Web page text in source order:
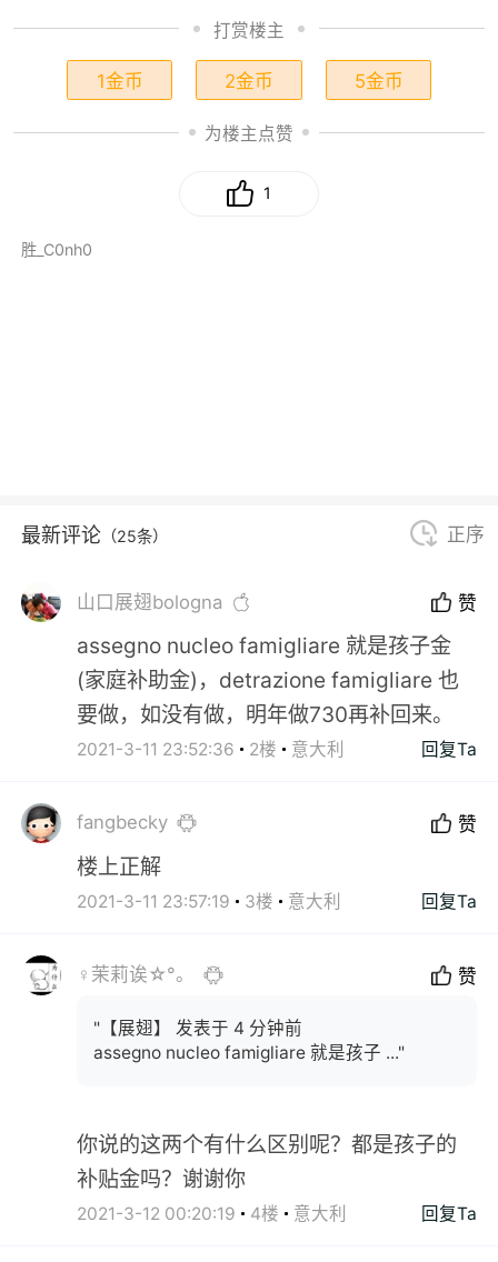
打赏楼主
1金币 2金币 5金币
为楼主点赞
1
胜_C0nh0
最新评论 （25条） 正序
山口展翅bologna 赞
assegno nucleo famigliare 就是孩子金
(家庭补助金)，detrazione famigliare 也
要做，如没有做，明年做730再补回来。
2021-3-11 23:52:36 2楼 意大利 回复Ta
fangbecky 赞
楼上正解
2021-3-11 23:57:19 3楼 意大利 回复Ta
♀茉莉诶☆°。 赞
"【展翅】 发表于 4 分钟前
assegno nucleo famigliare 就是孩子 ..."
你说的这两个有什么区别呢？都是孩子的
补贴金吗？谢谢你
2021-3-12 00:20:19 4楼 意大利 回复Ta